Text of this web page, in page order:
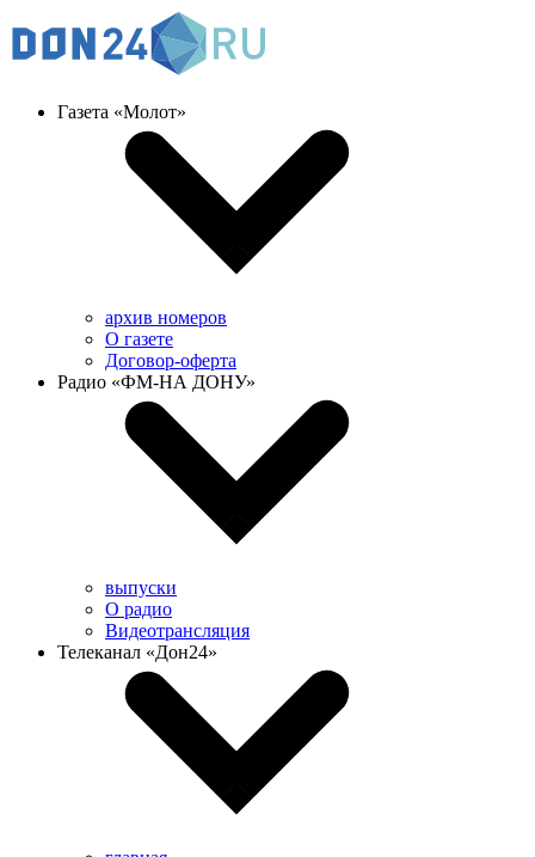
Газета «Молот»
архив номеров
О газете
Договор-оферта
Радио «ФМ-НА ДОНУ»
выпуски
О радио
Видеотрансляция
Телеканал «Дон24»